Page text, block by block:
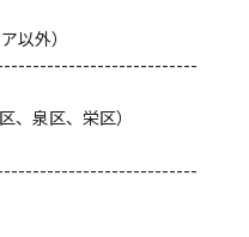
以外）
、泉区、栄区）